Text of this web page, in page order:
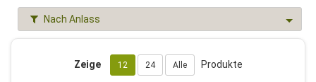
Nach Anlass
Zeige 12 24 Alle Produkte